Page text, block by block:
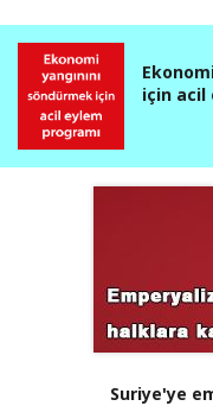
için acil
Suriye'ye